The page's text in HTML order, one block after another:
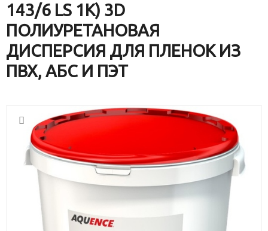
143/6 LS 1К) 3D
ПОЛИУРЕТАНОВАЯ
ДИСПЕРСИЯ ДЛЯ ПЛЕНОК ИЗ
ПВХ, АБС И ПЭТ